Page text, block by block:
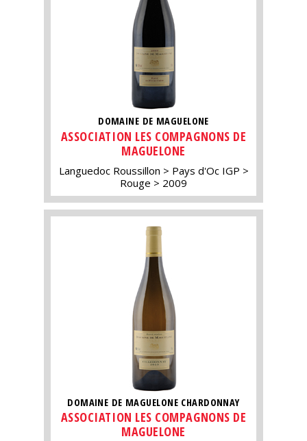
DOMAINE DE MAGUELONE
ASSOCIATION LES COMPAGNONS DE
MAGUELONE
Languedoc Roussillon
Pays d'Oc IGP
Rouge
2009
DOMAINE DE MAGUELONE CHARDONNAY
ASSOCIATION LES COMPAGNONS DE
MAGUELONE